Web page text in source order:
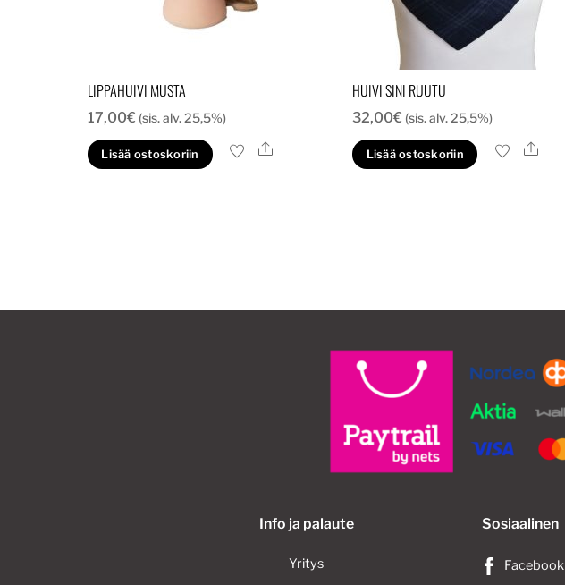
LIPPAHUIVI MUSTA
17,00€ (sis. alv. 25,5%)
Lisää ostoskoriin Ale
HUIVI SINI RUUTU
32,00€ (sis. alv. 25,5%)
Lisää ostoskoriin Ale
Info ja palaute
Yritys
Sosiaalinen
Facebook